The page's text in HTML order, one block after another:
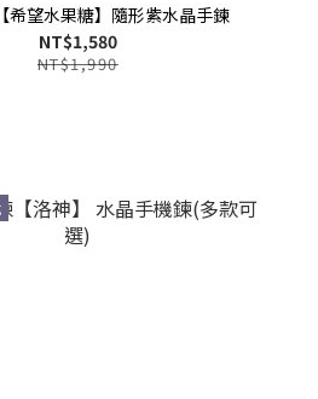
希望水果糖】隨形紫水晶手鍊
NT$1,580
NT$1,990